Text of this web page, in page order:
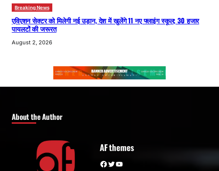
Breaking News
एविएशन सेक्टर को मिलेगी नई उड़ान, देश में खुलेंगे 11 नए फ्लाइंग स्कूल; 30 हजार
पायलटों की जरूरत
August 2, 2026
About the Author
AF themes
Facebook Twitter YouTube